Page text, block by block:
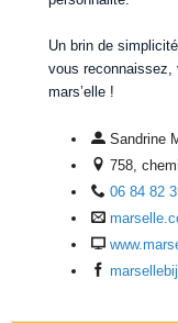
Un brin de
vous reconnaissez,
mars’elle !
Sandrine
758,
06 84 82